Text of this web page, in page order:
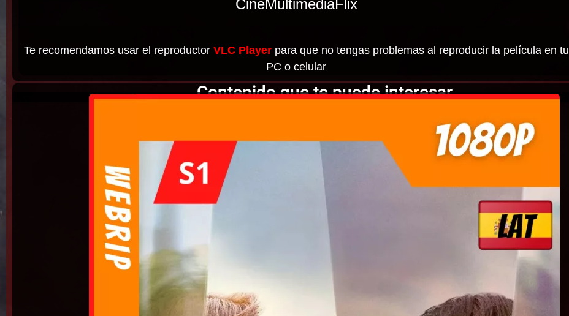
CineMultimediaFlix
Te recomendamos usar el reproductor VLC Playerpara que no tengas problemas al reproducir la película en tu
PC o celular
Contenido que te puede interesar